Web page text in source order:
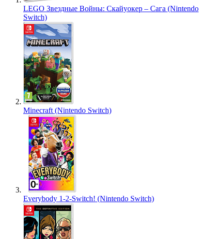
LEGO Звездные Войны: Скайуокер – Сага (Nintendo
Switch)
Minecraft (Nintendo Switch)
Everybody 1-2-Switch! (Nintendo Switch)